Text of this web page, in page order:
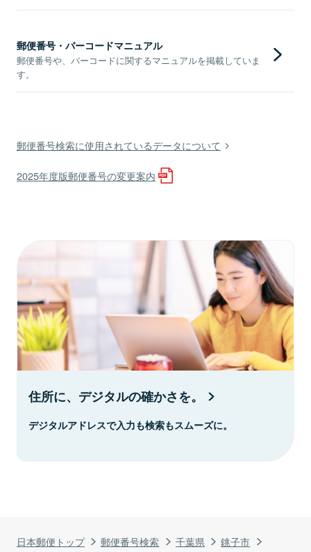
日本郵便トップ 郵便番号検索 千葉県
銚子市
郵便番号・バーコードマニュアル
郵便番号や、バーコードに関するマニュアルを掲載していま
す。
郵便番号検索に使用されているデータについて
2025年度版郵便番号の変更案内
住所に、デジタルの確かさを。
デジタルアドレスで入力も検索もスムーズに。